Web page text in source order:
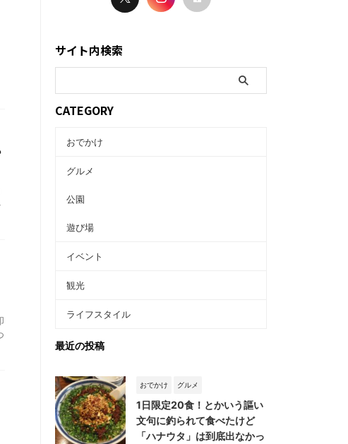
サイト内検索
CATEGORY
おでかけ
グルメ
公園
遊び場
イベント
観光
ライフスタイル
最近の投稿
おでかけ グルメ
1日限定20食！とかいう謳い
文句に釣られて食べたけど
「ハナウタ」は到底出なかっ